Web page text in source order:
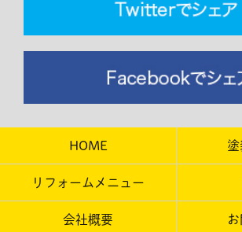
HOME
リフォームメニュー
会社概要